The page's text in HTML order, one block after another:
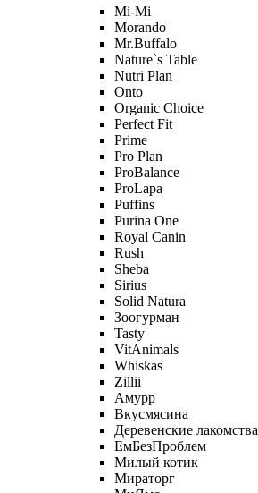
Mi-Мi
Morando
Mr.Buffalo
Nature`s Table
Nutri Plan
Onto
Organic Сhoice
Perfect Fit
Prime
Pro Plan
ProBalance
ProLapa
Puffins
Purina One
Royal Canin
Rush
Sheba
Sirius
Solid Natura
Зоогурман
Tasty
VitAnimals
Whiskas
Zillii
Амурр
Вкусмясина
Деревенские лакомства
ЕмБезПроблем
Милый котик
Мираторг